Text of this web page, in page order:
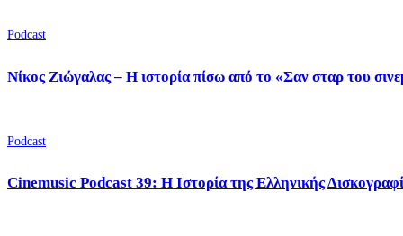
Podcast
Νίκος Ζιώγαλας – Η ιστορία πίσω από το «Σαν σταρ του
Podcast
Cinemusic Podcast 39: Η Ιστορία της Ελληνικής